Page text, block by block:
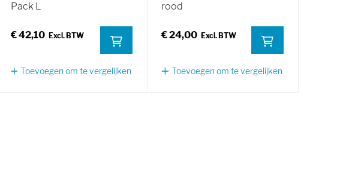
Pack L
€ 42,10
Toevoegen om te vergelijken
rood
€ 24,00
Toevoegen om te vergelijken